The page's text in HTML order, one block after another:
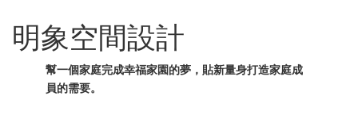
明象空間設計
幫一個家庭完成幸福家園的夢，貼新量身打造家庭成
員的需要。